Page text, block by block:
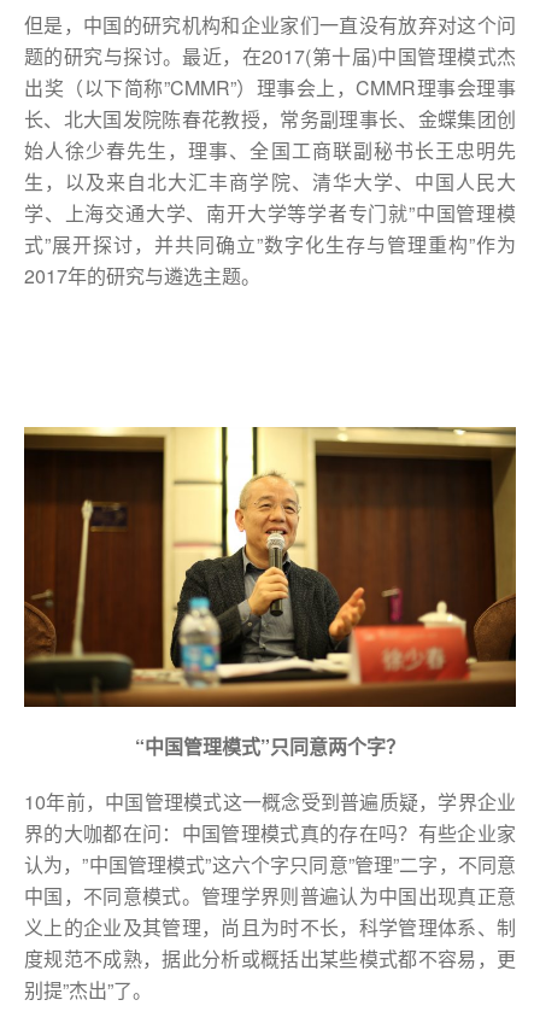
但是，中国的研究机构和企业家们一直没有放弃对这个问
题的研究与探讨。最近，在2017(第十届)中国管理模式杰
出奖（以下简称”CMMR”）理事会上，CMMR理事会理事
长、北大国发院陈春花教授，常务副理事长、金蝶集团创
始人徐少春先生，理事、全国工商联副秘书长王忠明先
生，以及来自北大汇丰商学院、清华大学、中国人民大
学、上海交通大学、南开大学等学者专门就”中国管理模
式”展开探讨，并共同确立”数字化生存与管理重构”作为
2017年的研究与遴选主题。
“中国管理模式”只同意两个字？
10年前，中国管理模式这一概念受到普遍质疑，学界企业
界的大咖都在问：中国管理模式真的存在吗？有些企业家
认为，”中国管理模式”这六个字只同意”管理”二字，不同意
中国，不同意模式。管理学界则普遍认为中国出现真正意
义上的企业及其管理，尚且为时不长，科学管理体系、制
度规范不成熟，据此分析或概括出某些模式都不容易，更
别提”杰出”了。